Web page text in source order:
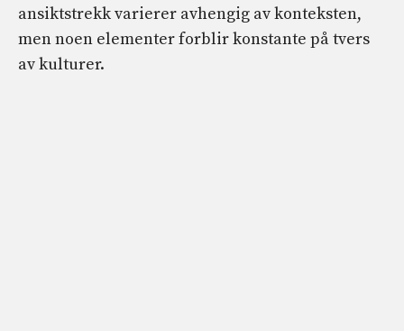
ansiktstrekk varierer avhengig av konteksten,
men noen elementer forblir konstante på tvers
av kulturer.